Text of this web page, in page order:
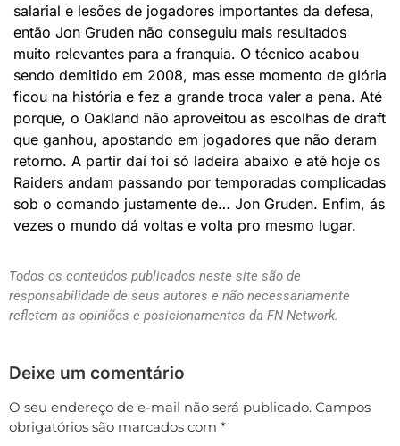
salarial e lesões de jogadores importantes da defesa,
então Jon Gruden não conseguiu mais resultados
muito relevantes para a franquia. O técnico acabou
sendo demitido em 2008, mas esse momento de glória
ficou na história e fez a grande troca valer a pena. Até
porque, o Oakland não aproveitou as escolhas de draft
que ganhou, apostando em jogadores que não deram
retorno. A partir daí foi só ladeira abaixo e até hoje os
Raiders andam passando por temporadas complicadas
sob o comando justamente de… Jon Gruden. Enfim, ás
vezes o mundo dá voltas e volta pro mesmo lugar.
Todos os conteúdos publicados neste site são de
responsabilidade de seus autores e não necessariamente
refletem as opiniões e posicionamentos da FN Network.
Deixe um comentário
O seu endereço de e-mail não será publicado. Campos
obrigatórios são marcados com *